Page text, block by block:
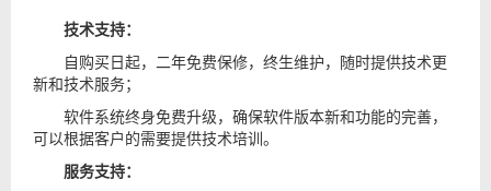
技术支持：
自购买日起，二年免费保修，终生维护，随时提供技术更
新和技术服务；
软件系统终身免费升级，确保软件版本新和功能的完善，
可以根据客户的需要提供技术培训。
服务支持：